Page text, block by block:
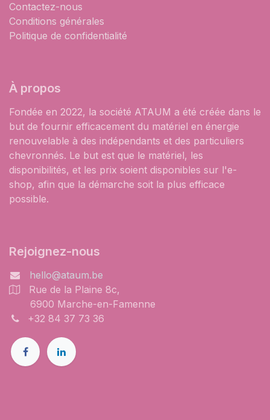
Contactez-nous
Conditions générales
Politique de confidentialité
À propos
Fondée en 2022, la société ATAUM a été créée dans le
but de fournir efficacement du matériel en énergie
renouvelable à des indépendants et des particuliers
chevronnés. Le but est que le matériel, les
disponibilités, et les prix soient disponibles sur l'e-
shop, afin que la démarche soit la plus efficace
possible.
Rejoignez-nous
hello@ataum.be
Rue de la Plaine 8c,
6900 Marche-en-Famenne
+32 84 37 73 36